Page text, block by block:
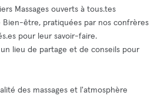
Massages ouverts à tous.tes
Bien-être, pratiquées par nos confrères
pour leur savoir-faire.
lieu de partage et de conseils pour
des massages et l'atmosphère